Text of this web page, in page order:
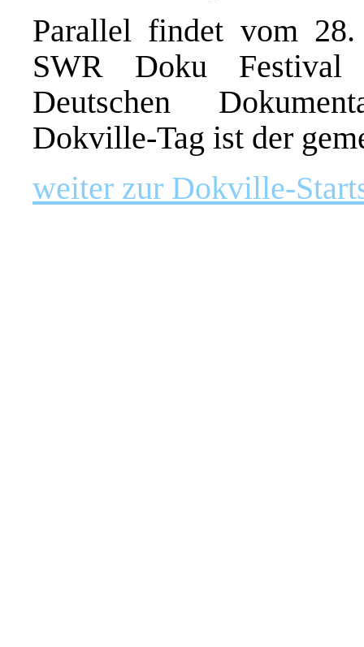
Parallel findet vom
SWR Doku
Deutschen
Dokville-Tag ist der
weiter zur Dokville-